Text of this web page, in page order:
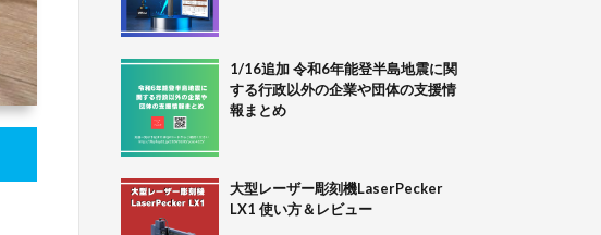
1/16追加 令和6年能登半島地震に関
する行政以外の企業や団体の支援情
報まとめ
大型レーザー彫刻機LaserPecker
LX1 使い方＆レビュー